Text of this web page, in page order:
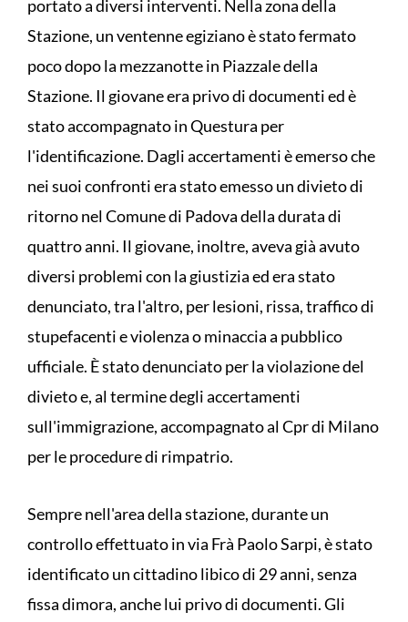
portato a diversi interventi. Nella zona della
Stazione, un ventenne egiziano è stato fermato
poco dopo la mezzanotte in Piazzale della
Stazione. Il giovane era privo di documenti ed è
stato accompagnato in Questura per
l'identificazione. Dagli accertamenti è emerso che
nei suoi confronti era stato emesso un divieto di
ritorno nel Comune di Padova della durata di
quattro anni. Il giovane, inoltre, aveva già avuto
diversi problemi con la giustizia ed era stato
denunciato, tra l'altro, per lesioni, rissa, traffico di
stupefacenti e violenza o minaccia a pubblico
ufficiale. È stato denunciato per la violazione del
divieto e, al termine degli accertamenti
sull'immigrazione, accompagnato al Cpr di Milano
per le procedure di rimpatrio.
Sempre nell'area della stazione, durante un
controllo effettuato in via Frà Paolo Sarpi, è stato
identificato un cittadino libico di 29 anni, senza
fissa dimora, anche lui privo di documenti. Gli